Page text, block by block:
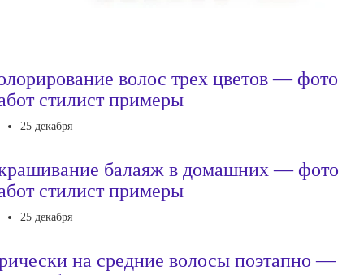
волос трех цветов — фото
стилист примеры
25 декабря
балаяж в домашних — фото
стилист примеры
25 декабря
на средние волосы поэтапно —